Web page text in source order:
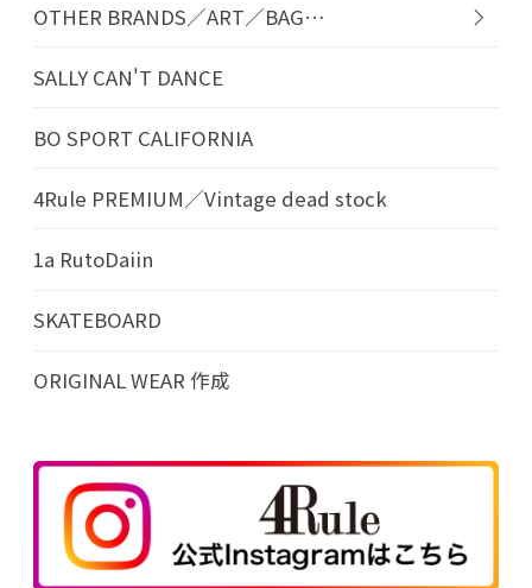
OTHER BRANDS／ART／BAG…
SALLY CAN'T DANCE
BO SPORT CALIFORNIA
4Rule PREMIUM／Vintage dead stock
1a RutoDaiin
SKATEBOARD
ORIGINAL WEAR 作成